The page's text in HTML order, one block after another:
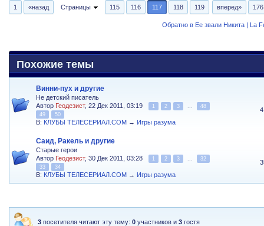
1 «назад Страницы 115 116 117 118 119 вперед» 176
Обратно в Ее звали Никита | La
Похожие темы
Винни-пух и другие
Не детский писатель
Автор Геодезист, 22 Дек 2011, 03:19 1 2 3 ...
48
49
50
В: КЛУБЫ ТЕЛЕСЕРИАЛ.COM → Игры разума
Саид, Ракель и другие
Старые герои
Автор Геодезист, 30 Дек 2011, 03:28 1 2 3 ...
32
33
34
В: КЛУБЫ ТЕЛЕСЕРИАЛ.COM → Игры разума
3 посетителя читают эту тему:0 участников и3 гостя